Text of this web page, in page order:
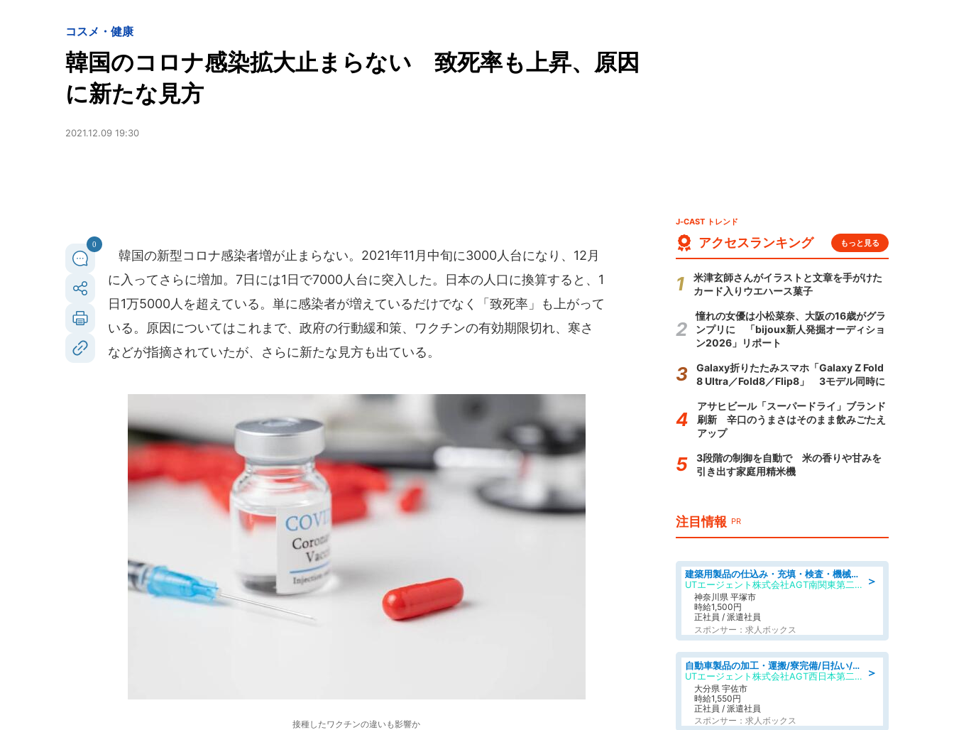
コスメ・健康
韓国のコロナ感染拡大止まらない 致死率も上昇、原因
に新たな見方
2021.12.09 19:30
0
韓国の新型コロナ感染者増が止まらない。2021年11月中旬に3000人台になり、12月
に入ってさらに増加。7日には1日で7000人台に突入した。日本の人口に換算すると、1
日1万5000人を超えている。単に感染者が増えているだけでなく「致死率」も上がって
いる。原因についてはこれまで、政府の行動緩和策、ワクチンの有効期限切れ、寒さ
などが指摘されていたが、さらに新たな見方も出ている。
接種したワクチンの違いも影響か
J-CAST トレンド
アクセスランキング もっと見る
米津玄師さんがイラストと文章を手がけた
カード入りウエハース菓子
憧れの女優は小松菜奈、大阪の16歳がグラ
ンプリに 「bijoux新人発掘オーディショ
ン2026」リポート
Galaxy折りたたみスマホ「Galaxy Z Fold
8 Ultra／Fold8／Flip8」 3モデル同時に
アサヒビール「スーパードライ」ブランド
刷新 辛口のうまさはそのまま飲みごたえ
アップ
3段階の制御を自動で 米の香りや甘みを
引き出す家庭用精米機
注目情報 PR
＞
建築用製品の仕込み・充填・検査・機械操作/寮完備/日払い/工場・製造
UTエージェント株式会社AGT南関東第二CU
神奈川県 平塚市
時給1,500円
正社員 / 派遣社員
スポンサー：求人ボックス
＞
自動車製品の加工・運搬/寮完備/日払い/工場・製造
UTエージェント株式会社AGT西日本第二CU
大分県 宇佐市
時給1,550円
正社員 / 派遣社員
スポンサー：求人ボックス